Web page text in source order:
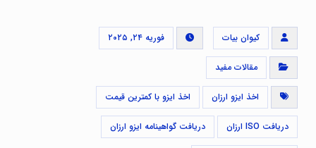
کیوان بیات فوریه ۲۴, ۲۰۲۵
مقالات مفید
اخذ ایزو ارزان اخذ ایزو با کمترین قیمت
دریافت ISO ارزان دریافت گواهینامه ایزو ارزان